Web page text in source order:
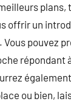
plans,
offrir un
Vous pouvez
répondant
ou bien,